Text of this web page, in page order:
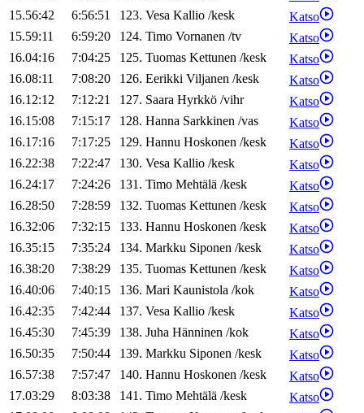
15.56:42
6:56:51 123. Vesa Kallio /kesk
Katso
15.59:11
6:59:20 124. Timo Vornanen /tv
Katso
16.04:16
7:04:25 125. Tuomas Kettunen /kesk
Katso
16.08:11
7:08:20 126. Eerikki Viljanen /kesk
Katso
16.12:12
7:12:21 127. Saara Hyrkkö /vihr
Katso
16.15:08
7:15:17 128. Hanna Sarkkinen /vas
Katso
16.17:16
7:17:25 129. Hannu Hoskonen /kesk
Katso
16.22:38
7:22:47 130. Vesa Kallio /kesk
Katso
16.24:17
7:24:26 131. Timo Mehtälä /kesk
Katso
16.28:50
7:28:59 132. Tuomas Kettunen /kesk
Katso
16.32:06
7:32:15 133. Hannu Hoskonen /kesk
Katso
16.35:15
7:35:24 134. Markku Siponen /kesk
Katso
16.38:20
7:38:29 135. Tuomas Kettunen /kesk
Katso
16.40:06
7:40:15 136. Mari Kaunistola /kok
Katso
16.42:35
7:42:44 137. Vesa Kallio /kesk
Katso
16.45:30
7:45:39 138. Juha Hänninen /kok
Katso
16.50:35
7:50:44 139. Markku Siponen /kesk
Katso
16.57:38
7:57:47 140. Hannu Hoskonen /kesk
Katso
17.03:29
8:03:38 141. Timo Mehtälä /kesk
Katso